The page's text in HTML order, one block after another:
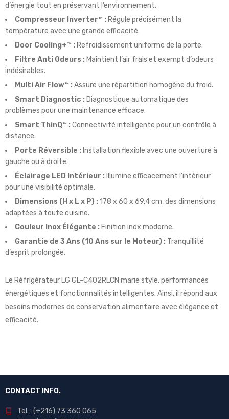
d’énergie tout en préservant l’environnement.
Compresseur Inverter™ : Régule précisément la
température avec une grande efficacité.
Door Cooling+™ : Refroidissement uniforme de la porte.
Filtre Anti Odeurs : Maintient l’air frais et exempt d’odeurs
indésirables.
Multi Air Flow™ : Assure une répartition homogène du froid.
Smart Diagnostic : Diagnostique automatique des
problèmes pour une maintenance efficace.
Smart ThinQ™ : Connectivité intelligente pour un contrôle à
distance.
Porte Réversible : Installation flexible avec une ouverture à
gauche ou à droite.
Éclairage LED Intérieur : Illumine efficacement l’intérieur
pour une visibilité optimale.
Dimensions (H x L x P) : 178 x 60 x 69,4 cm, des dimensions
adaptées à toute cuisine.
Couleur Inox Élégante : Finition inox moderne.
Garantie de 3 Ans (10 Ans sur le Moteur) : Tranquillité
d’esprit prolongée.
Le Réfrigérateur LG GL-C402RLCN marie style, performances
énergétiques et fonctionnalités intelligentes. Ainsi, il répond aux
besoins modernes de conservation alimentaire avec élégance et
efficacité.
CONTACT INFO.
Tel. : (+216) 73 360 065